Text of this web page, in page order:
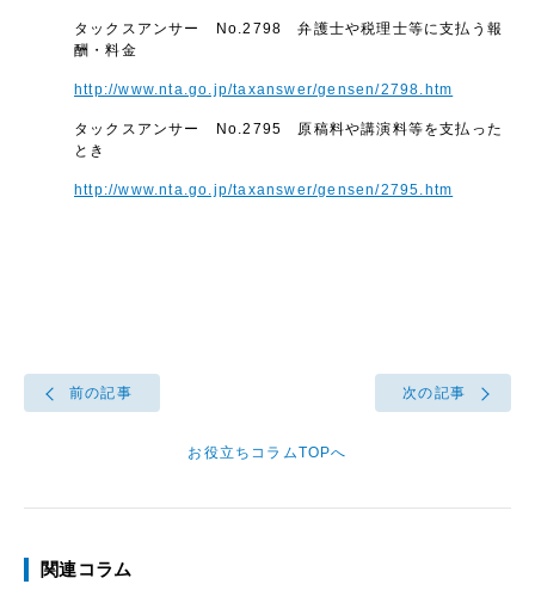
タックスアンサー No.2798 弁護士や税理士等に支払う報
酬・料金
http://www.nta.go.jp/taxanswer/gensen/2798.htm
タックスアンサー No.2795 原稿料や講演料等を支払った
とき
http://www.nta.go.jp/taxanswer/gensen/2795.htm
前の記事
お役立ちコラムTOPへ
次の記事
関連コラム